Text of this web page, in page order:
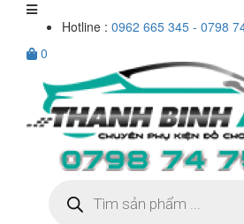
Hotline : 0962 665 345 - 0798
0
kiếm
sản